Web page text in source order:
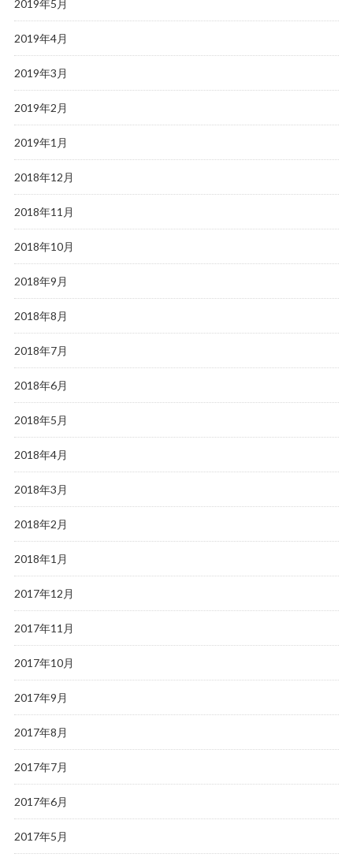
2019年5月
2019年4月
2019年3月
2019年2月
2019年1月
2018年12月
2018年11月
2018年10月
2018年9月
2018年8月
2018年7月
2018年6月
2018年5月
2018年4月
2018年3月
2018年2月
2018年1月
2017年12月
2017年11月
2017年10月
2017年9月
2017年8月
2017年7月
2017年6月
2017年5月